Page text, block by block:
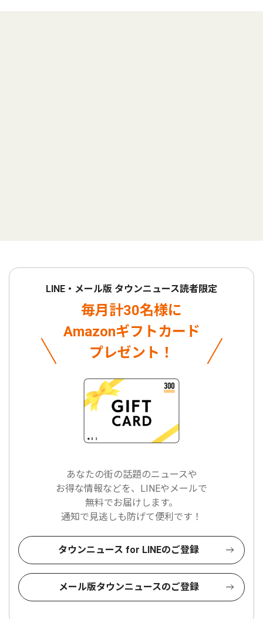
LINE・メール版 タウンニュース読者限定
毎月計30名様に
Amazonギフトカード
プレゼント！
あなたの街の話題のニュースや
お得な情報などを、LINEやメールで
無料でお届けします。
通知で見逃しも防げて便利です！
タウンニュース for LINEのご登録
メール版タウンニュースのご登録